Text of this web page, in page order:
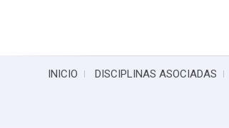
INICIO DISCIPLINAS ASOCIADAS